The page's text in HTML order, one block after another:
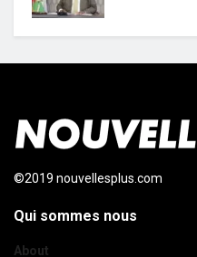
©2019 nouvellesplus.com
Qui sommes nous
About